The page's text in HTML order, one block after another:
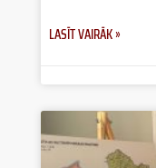
LASĪT VAIRĀK »